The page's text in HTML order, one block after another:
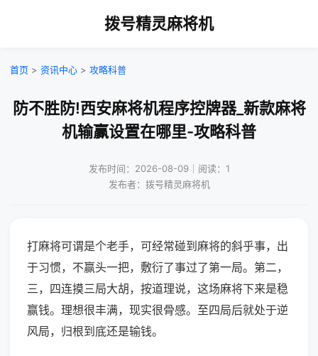
拨号精灵麻将机
首页 > 资讯中心 > 攻略科普
防不胜防!西安麻将机程序控牌器_新款麻将
机输赢设置在哪里-攻略科普
发布时间：2026-08-09｜阅读：1
发布者：拨号精灵麻将机
打麻将可谓是个老手，可经常碰到麻将的斜乎事，出
于习惯，不赢头一把，敷衍了事过了第一局。第二，
三，四连摸三局大胡，按道理说，这场麻将下来是稳
赢钱。理想很丰满，现实很骨感。至四局后就处于逆
风局，归根到底还是输钱。